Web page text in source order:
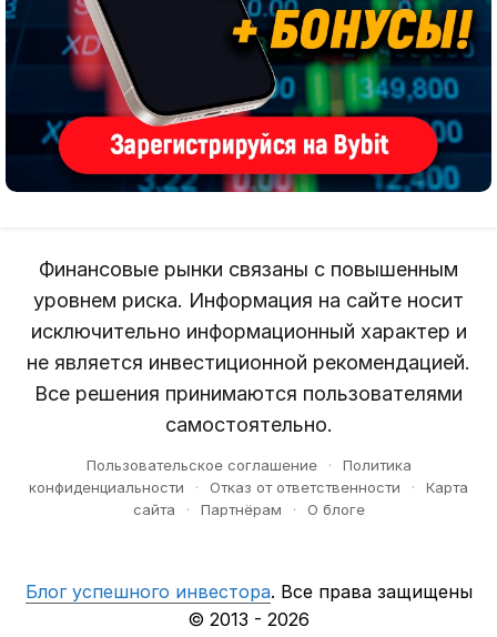
Финансовые рынки связаны с повышенным
уровнем риска. Информация на сайте носит
исключительно информационный характер и
не является инвестиционной рекомендацией.
Все решения принимаются пользователями
самостоятельно.
Пользовательское соглашение ·
Политика
конфиденциальности
· Отказ от ответственности ·
Карта
сайта
· Партнёрам · О блоге
Блог успешного инвестора. Все права защищены
© 2013 - 2026